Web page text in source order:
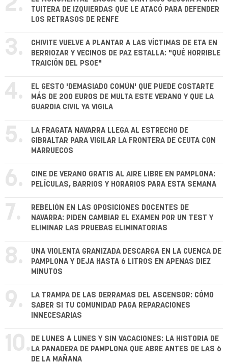
2.
TUITERA DE IZQUIERDAS QUE LE ATACÓ PARA DEFENDER
LOS RETRASOS DE RENFE
3.
CHIVITE VUELVE A PLANTAR A LAS VÍCTIMAS DE ETA EN
BERRIOZAR Y VECINOS DE PAZ ESTALLA: "QUÉ HORRIBLE
TRAICIÓN DEL PSOE"
4.
EL GESTO 'DEMASIADO COMÚN' QUE PUEDE COSTARTE
MÁS DE 200 EUROS DE MULTA ESTE VERANO Y QUE LA
GUARDIA CIVIL YA VIGILA
5.
LA FRAGATA NAVARRA LLEGA AL ESTRECHO DE
GIBRALTAR PARA VIGILAR LA FRONTERA DE CEUTA CON
MARRUECOS
6.
CINE DE VERANO GRATIS AL AIRE LIBRE EN PAMPLONA:
PELÍCULAS, BARRIOS Y HORARIOS PARA ESTA SEMANA
7.
REBELIÓN EN LAS OPOSICIONES DOCENTES DE
NAVARRA: PIDEN CAMBIAR EL EXAMEN POR UN TEST Y
ELIMINAR LAS PRUEBAS ELIMINATORIAS
8.
UNA VIOLENTA GRANIZADA DESCARGA EN LA CUENCA DE
PAMPLONA Y DEJA HASTA 6 LITROS EN APENAS DIEZ
MINUTOS
9.
LA TRAMPA DE LAS DERRAMAS DEL ASCENSOR: CÓMO
SABER SI TU COMUNIDAD PAGA REPARACIONES
INNECESARIAS
10. DE LUNES A LUNES Y SIN VACACIONES: LA HISTORIA DE
LA PANADERA DE PAMPLONA QUE ABRE ANTES DE LAS 6
DE LA MAÑANA